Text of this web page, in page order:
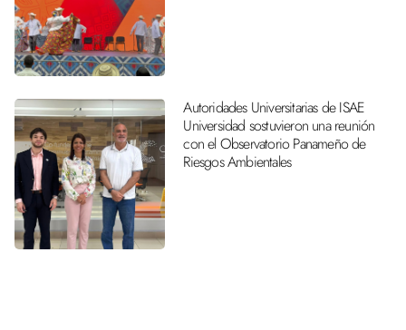
Autoridades Universitarias de ISAE
Universidad sostuvieron una reunión
con el Observatorio Panameño de
Riesgos Ambientales